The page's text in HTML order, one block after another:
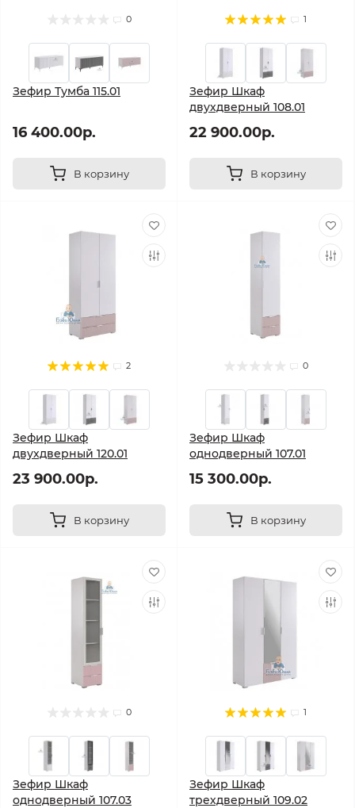
0
Зефир Тумба 115.01
16 400.00р.
В корзину
1
Зефир Шкаф
двухдверный 108.01
22 900.00р.
В корзину
2
Зефир Шкаф
двухдверный 120.01
23 900.00р.
В корзину
0
Зефир Шкаф
однодверный 107.01
15 300.00р.
В корзину
0
Зефир Шкаф
однодверный 107.03
1
Зефир Шкаф
трехдверный 109.02